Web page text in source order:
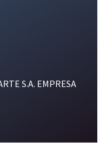
S.A. EMPRESA